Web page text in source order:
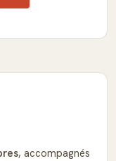
, accompagnés